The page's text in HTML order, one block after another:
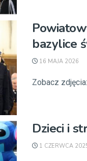
bazylice
16 MAJA 2026
Zobacz zdjęcia:
Dzieci i
1 CZERWCA